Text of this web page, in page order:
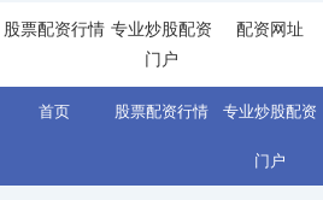
股票配资行情 专业炒股配资
门户
配资网址
首页 股票配资行情 专业炒股配资
门户